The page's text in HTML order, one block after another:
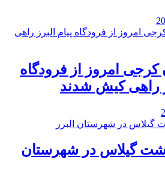
امروز از فرودگاه
راهی کیش شدند
گیلاس در شهرستان